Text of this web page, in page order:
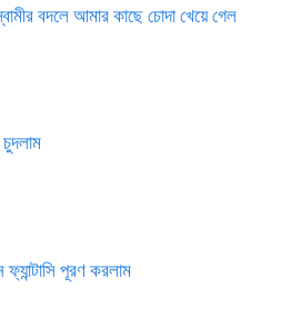
বদলে আমার কাছে চোদা খেয়ে গেল
পূরণ করলাম